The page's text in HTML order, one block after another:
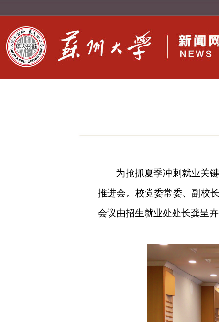
为抢抓夏季冲刺就业关
推进会。校党委常委、副校
会议由招生就业处处长龚呈